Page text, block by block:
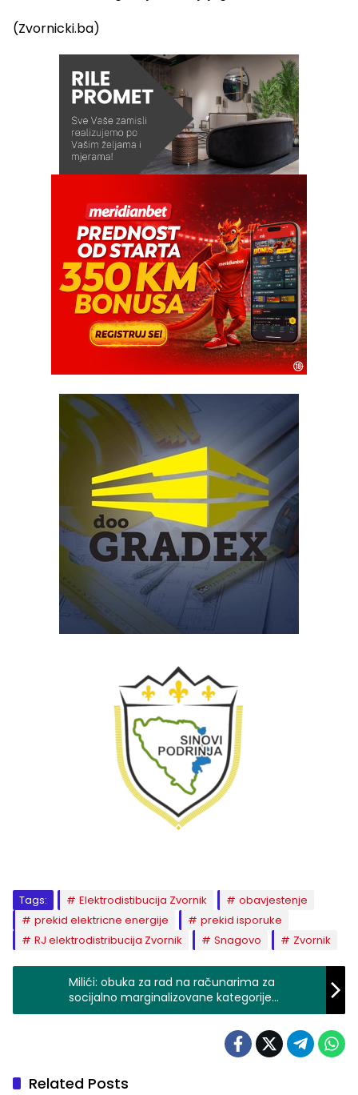
(Zvornicki.ba)
Tags: Elektrodistibucija Zvornik
obavjestenje
prekid elektricne energije
prekid isporuke
RJ elektrodistribucija Zvornik
Snagovo Zvornik
Milići: obuka za rad na računarima za
socijalno marginalizovane kategorije
stanovništva
Related Posts